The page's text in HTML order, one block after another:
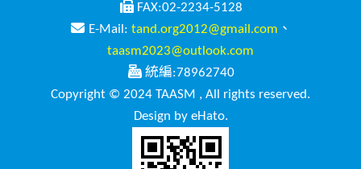
FAX:02-2234-5128
E-Mail: tand.org2012@gmail.com 、
taasm2023@outlook.com
統編:78962740
Copyright © 2024 TAASM , All rights reserved.
Design by eHato.